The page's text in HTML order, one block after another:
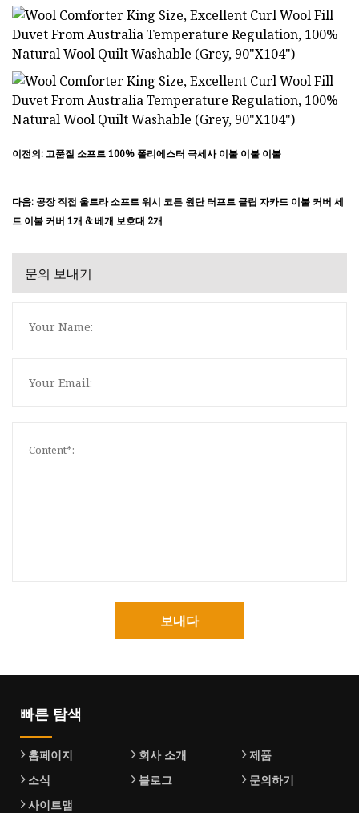
이전의: 고품질 소프트 100% 폴리에스터 극세사 이불 이불 이불
다음: 공장 직접 울트라 소프트 워시 코튼 원단 터프트 클립 자카드 이불 커버 세
트 이불 커버 1개 & 베개 보호대 2개
문의 보내기
보내다
빠른 탐색
홈페이지 회사 소개
제품
소식
블로그
문의하기
사이트맵